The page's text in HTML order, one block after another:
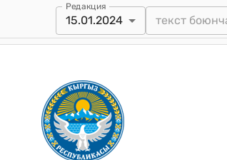
Редакция
15.01.2024